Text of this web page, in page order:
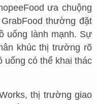
ưa chuộng
thường đặt
uống lành mạnh. Sự
khúc thị trường rõ
uống có thể khai thác
thị trường giao